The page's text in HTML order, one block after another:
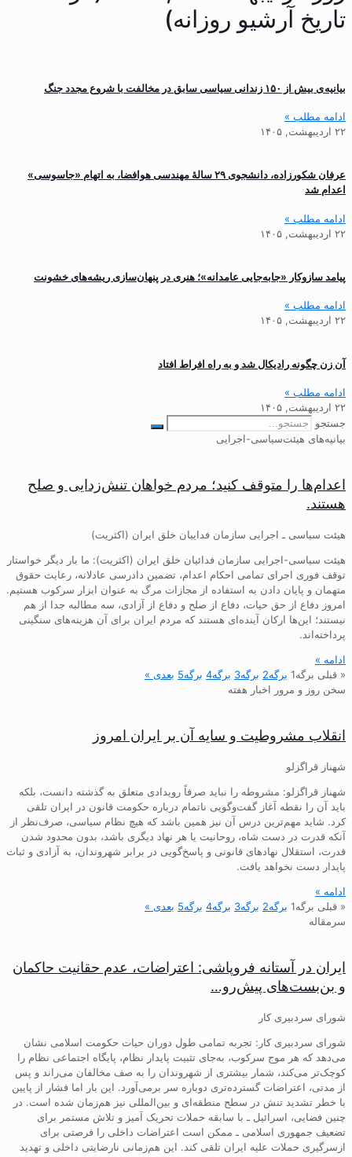
تاریخ آرشیو روزانه)
بیانیه ‌ی بیش از ۱۵۰ زندانی سیاسی سابق در مخالفت با شروع مجدد جنگ
ادامه مطلب »
۲۲ اردیبهشت, ۱۴۰۵
عرفان شکورزاده، دانشجوی ۲۹ سالهٔ مهندسی هوافضا، به اتهام «جاسوسی»
اعدام شد
ادامه مطلب »
۲۲ اردیبهشت, ۱۴۰۵
پیامد سازوکار «جابه‌جایی عامدانه»؛ هنری در پنهان‌سازی ریشه‌های خشونت
ادامه مطلب »
۲۲ اردیبهشت, ۱۴۰۵
آن زن چگونه رادیکال شد و به راه افراط افتاد
ادامه مطلب »
۲۲ اردیبهشت, ۱۴۰۵
جستجو
بیانیه‌های هیئت‌سیاسی-اجرایی
اعدام‌ها را متوقف کنید؛ مردم خواهان تنش‌زدایی و صلح
هستند.
هیئت سیاسی ـ اجرایی سازمان فداییان خلق ایران (اکثریت)
هیئت سیاسی-اجرایی سازمان فدائیان خلق ایران (اکثریت): ما بار دیگر خواستار
توقف فوری اجرای تمامی احکام اعدام، تضمین دادرسی عادلانه، رعایت حقوق
متهمان و پایان دادن به استفاده از مجازات مرگ به عنوان ابزار سرکوب هستیم.
امروز دفاع از حق حیات، دفاع از صلح و دفاع از آزادی، سه مطالبه جدا از هم
نیستند؛ این‌ها ارکان آینده‌ای هستند که مردم ایران برای آن هزینه‌های سنگینی
پرداخته‌اند.
ادامه »
« قبلی
برگه1 برگه2 برگه3 برگه4 برگه5 بعدی »
سخن روز و مرور اخبار هفته
انقلاب مشروطیت و سایه آن بر ایران امروز
شهناز قراگزلو
شهناز قراگزلو: مشروطه را نباید صرفاً رویدادی متعلق به گذشته دانست، بلکه
باید آن را نقطه آغاز گفت‌وگویی ناتمام درباره حکومت قانون در ایران تلقی
کرد. شاید مهم‌ترین درس آن نیز همین باشد که هیچ نظام سیاسی، صرف‌نظر از
آنکه قدرت در دست شاه، روحانیت یا هر نهاد دیگری باشد، بدون محدود شدن
قدرت، استقلال نهادهای قانونی و پاسخ‌گویی در برابر شهروندان، به آزادی و ثبات
پایدار دست نخواهد یافت.
ادامه »
« قبلی
برگه1 برگه2 برگه3 برگه4 برگه5 بعدی »
سرمقاله
ایران در آستانه فروپاشی: اعتراضات، عدم حقانیت حاکمان
و بن‌بست‌های پیش‌رو…
شورای سردبیری کار
شورای سردبیری کار: تجربه تمامی طول دوران حیات حکومت اسلامی نشان
می‌دهد که هر موج سرکوب، به‌جای تثبیت پایدار نظام، پایگاه اجتماعی نظام را
کوچک‌تر می‌کند، شمار بیشتری از شهروندان را به صف مخالفان می‌راند و پس
از مدتی، اعتراضات گسترده‌تری دوباره سر برمی‌آورد. این بار اما فشار از پایین
با خطر تشدید تنش در سطح منطقه‌ای و بین‌المللی نیز هم‌زمان شده است. در
چنین فضایی، اسرائیل ـ با سابقه حملات تحریک آمیز و تلاش مستمر برای
تضعیف جمهوری اسلامی ـ ممکن است اعتراضات داخلی را فرصتی برای
ازسرگیری حملات علیه ایران تلقی کند. این هم‌زمانی نارضایتی داخلی و تهدید